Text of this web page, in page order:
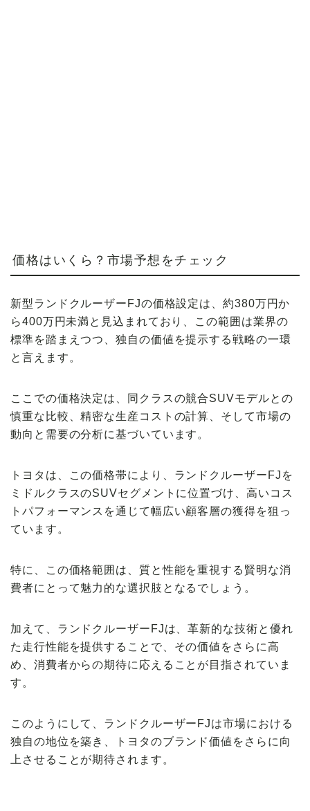
価格はいくら？市場予想をチェック
新型ランドクルーザーFJの価格設定は、約380万円か
ら400万円未満と見込まれており、この範囲は業界の
標準を踏まえつつ、独自の価値を提示する戦略の一環
と言えます。
ここでの価格決定は、同クラスの競合SUVモデルとの
慎重な比較、精密な生産コストの計算、そして市場の
動向と需要の分析に基づいています。
トヨタは、この価格帯により、ランドクルーザーFJを
ミドルクラスのSUVセグメントに位置づけ、高いコス
トパフォーマンスを通じて幅広い顧客層の獲得を狙っ
ています。
特に、この価格範囲は、質と性能を重視する賢明な消
費者にとって魅力的な選択肢となるでしょう。
加えて、ランドクルーザーFJは、革新的な技術と優れ
た走行性能を提供することで、その価値をさらに高
め、消費者からの期待に応えることが目指されていま
す。
このようにして、ランドクルーザーFJは市場における
独自の地位を築き、トヨタのブランド価値をさらに向
上させることが期待されます。